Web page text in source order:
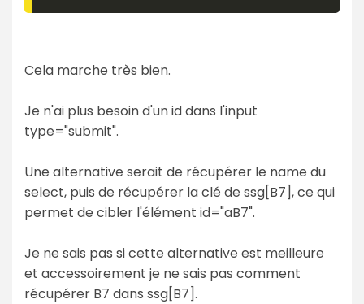
Cela marche très bien.
Je n'ai plus besoin d'un id dans l'input
type="submit".
Une alternative serait de récupérer le name du
select, puis de récupérer la clé de ssg[B7], ce qui
permet de cibler l'élément id="aB7".
Je ne sais pas si cette alternative est meilleure
et accessoirement je ne sais pas comment
récupérer B7 dans ssg[B7].